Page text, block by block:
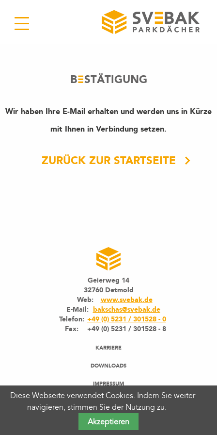
B STÄTIGUNG
Wir haben Ihre E-Mail erhalten und werden uns in Kürze
mit Ihnen in Verbindung setzen.
ZURÜCK ZUR STARTSEITE
Geierweg 14
32760 Detmold
Web:
www.svebak.de
E-Mail:
bakschas@svebak.de
Telefon: +49 (0) 5231 / 301528 - 0
Fax:
+49 (0) 5231 / 301528 - 8
KARRIERE
DOWNLOADS
IMPRESSUM
Diese Webseite verwendet Cookies. Indem Sie weiter
navigieren, stimmen Sie der Nutzung zu.
Akzeptieren